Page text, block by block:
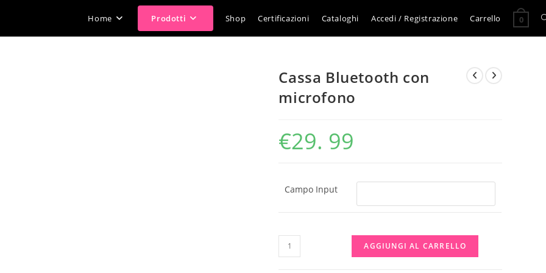
Home Prodotti Shop Certificazioni Cataloghi Accedi / Registrazione Carrello 0
Cassa Bluetooth con
microfono
€29. 99
Campo Input
Cassa
Bluetooth
AGGIUNGI AL CARRELLO